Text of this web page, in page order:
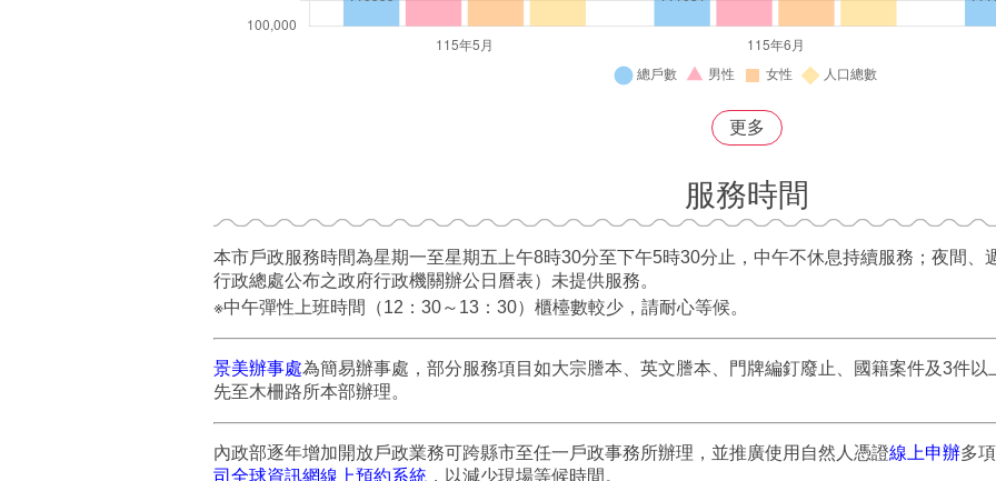
更多
服務時間
本市戶政服務時間為星期一至星期五上午8時30分至下午5時30分止，中午不休息持續服務；夜間、
行政總處公布之政府行政機關辦公日曆表）未提供服務。
※中午彈性上班時間（12：30～13：30）櫃檯數較少，請耐心等候。
景美辦事處為簡易辦事處，部分服務項目如大宗謄本、英文謄本、門牌編釘廢止、國籍案件及3件
先至木柵路所本部辦理。
內政部逐年增加開放戶政業務可跨縣市至任一戶政事務所辦理，並推廣使用自然人憑證線上申辦多
司全球資訊網線上預約系統 ，以減少現場等候時間。